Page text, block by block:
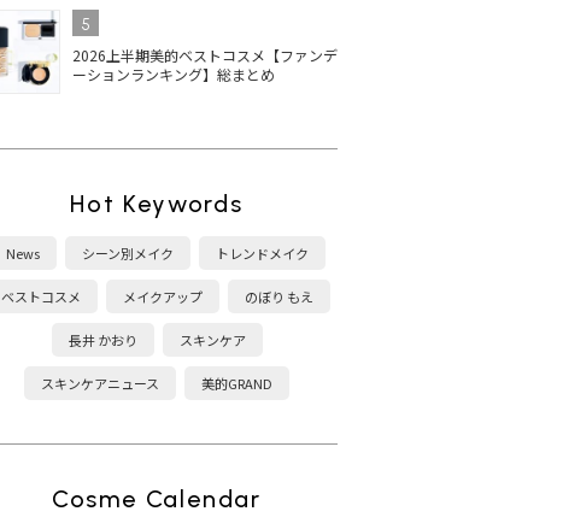
5
2026上半期美的ベストコスメ【ファンデ
ーションランキング】総まとめ
Hot Keywords
News シーン別メイク トレンドメイク
ベストコスメ メイクアップ のぼり もえ
長井 かおり スキンケア
スキンケアニュース 美的GRAND
Cosme Calendar